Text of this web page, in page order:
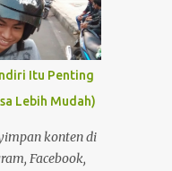
Itu Penting
Lebih Mudah)
konten di
Facebook,